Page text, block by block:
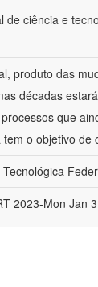
de ciência e
produto das
décadas
que
o objetivo de
2023-Mon Jan